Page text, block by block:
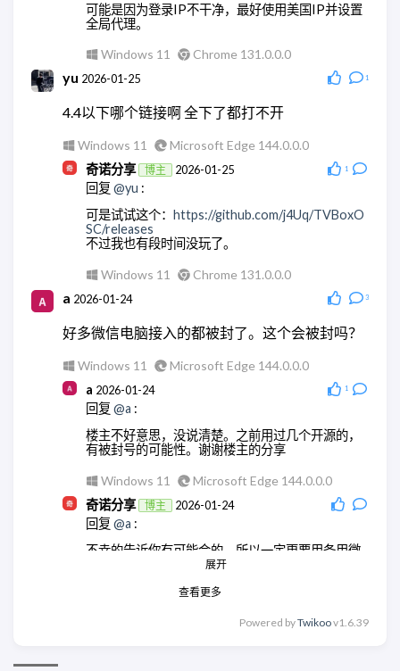
Windows 10
Microsoft Edge 145.0.0.0
回复@ddy:
Android Quince Tart Chrome 146.0.0.0
可能是因为登录IP不干净，最好使用美国IP并设置
全局代理。
Windows 11 Chrome 131.0.0.0
yu 2026-01-25 1
4.4以下哪个链接啊 全下了都打不开
Windows 11
Microsoft Edge 144.0.0.0
奇诺分享
博主 2026-01-25 1
回复 @yu :
可是试试这个： https://github.com/j4Uq/TVBoxO
SC/releases
不过我也有段时间没玩了。
Windows 11 Chrome 131.0.0.0
a 2026-01-24 3
好多微信电脑接入的都被封了。这个会被封吗？
Windows 11
Microsoft Edge 144.0.0.0
a 2026-01-24 1
回复 @a :
楼主不好意思，没说清楚。之前用过几个开源的，
有被封号的可能性。谢谢楼主的分享
Windows 11
Microsoft Edge 144.0.0.0
奇诺分享
博主 2026-01-24
回复 @a :
不幸的告诉你有可能会的，所以一定更要用备用微
Chrome 131.0.0.0
展开
查看更多
Powered byTwikoov1.6.39